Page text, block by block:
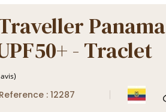
Panama
- Traclet
Reference : 12287